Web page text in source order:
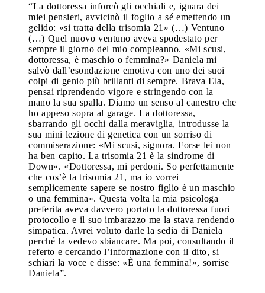
“La dottoressa inforcò gli occhiali e, ignara dei
miei pensieri, avvicinò il foglio a sé emettendo un
gelido: «si tratta della trisomia 21» (…) Ventuno
(…) Quel nuovo ventuno aveva spodestato per
sempre il giorno del mio compleanno. «Mi scusi,
dottoressa, è maschio o femmina?» Daniela mi
salvò dall’esondazione emotiva con uno dei suoi
colpi di genio più brillanti di sempre. Brava Ela,
pensai riprendendo vigore e stringendo con la
mano la sua spalla. Diamo un senso al canestro che
ho appeso sopra al garage. La dottoressa,
sbarrando gli occhi dalla meraviglia, introdusse la
sua mini lezione di genetica con un sorriso di
commiserazione: «Mi scusi, signora. Forse lei non
ha ben capito. La trisomia 21 è la sindrome di
Down». «Dottoressa, mi perdoni. So perfettamente
che cos’è la trisomia 21, ma io vorrei
semplicemente sapere se nostro figlio è un maschio
o una femmina». Questa volta la mia psicologa
preferita aveva davvero portato la dottoressa fuori
protocollo e il suo imbarazzo me la stava rendendo
simpatica. Avrei voluto darle la sedia di Daniela
perché la vedevo sbiancare. Ma poi, consultando il
referto e cercando l’informazione con il dito, si
schiarì la voce e disse: «È una femmina!», sorrise
Daniela”.